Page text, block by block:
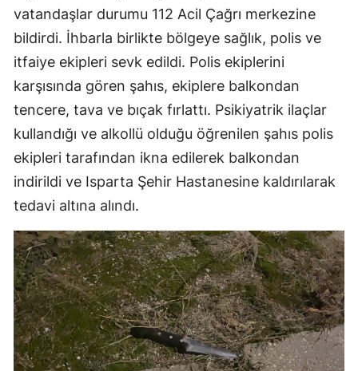
vatandaşlar durumu 112 Acil Çağrı merkezine
bildirdi. İhbarla birlikte bölgeye sağlık, polis ve
itfaiye ekipleri sevk edildi. Polis ekiplerini
karşısında gören şahıs, ekiplere balkondan
tencere, tava ve bıçak fırlattı. Psikiyatrik ilaçlar
kullandığı ve alkollü olduğu öğrenilen şahıs polis
ekipleri tarafından ikna edilerek balkondan
indirildi ve Isparta Şehir Hastanesine kaldırılarak
tedavi altına alındı.